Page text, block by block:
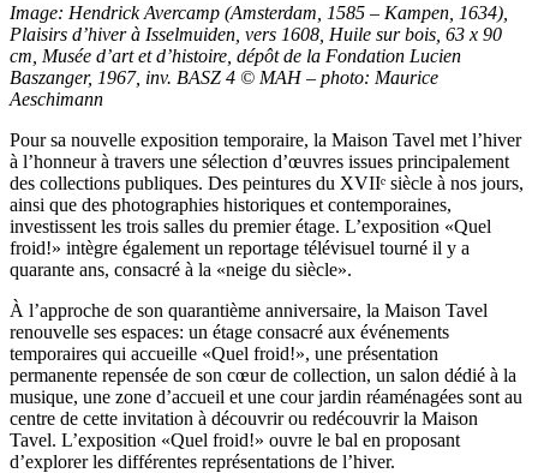
Image: Hendrick Avercamp (Amsterdam, 1585 – Kampen, 1634),
Plaisirs d’hiver à Isselmuiden, vers 1608, Huile sur bois, 63 x 90
cm, Musée d’art et d’histoire, dépôt de la Fondation Lucien
Baszanger, 1967, inv. BASZ 4 © MAH – photo: Maurice
Aeschimann
Pour sa nouvelle exposition temporaire, la Maison Tavel met l’hiver
à l’honneur à travers une sélection d’œuvres issues principalement
des collections publiques. Des peintures du XVIIᵉ siècle à nos jours,
ainsi que des photographies historiques et contemporaines,
investissent les trois salles du premier étage. L’exposition «Quel
froid!» intègre également un reportage télévisuel tourné il y a
quarante ans, consacré à la «neige du siècle».
À l’approche de son quarantième anniversaire, la Maison Tavel
renouvelle ses espaces: un étage consacré aux événements
temporaires qui accueille «Quel froid!», une présentation
permanente repensée de son cœur de collection, un salon dédié à la
musique, une zone d’accueil et une cour jardin réaménagées sont au
centre de cette invitation à découvrir ou redécouvrir la Maison
Tavel. L’exposition «Quel froid!» ouvre le bal en proposant
d’explorer les différentes représentations de l’hiver.